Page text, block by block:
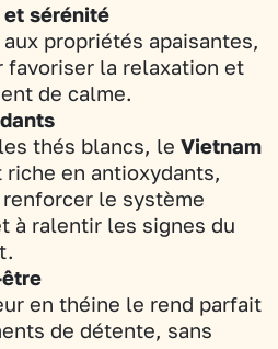
sérénité
propriétés apaisantes,
favoriser la relaxation et
de calme.
thés blancs, le Vietnam
riche en antioxydants,
le système
à ralentir les signes du
en théine le rend parfait
de détente, sans